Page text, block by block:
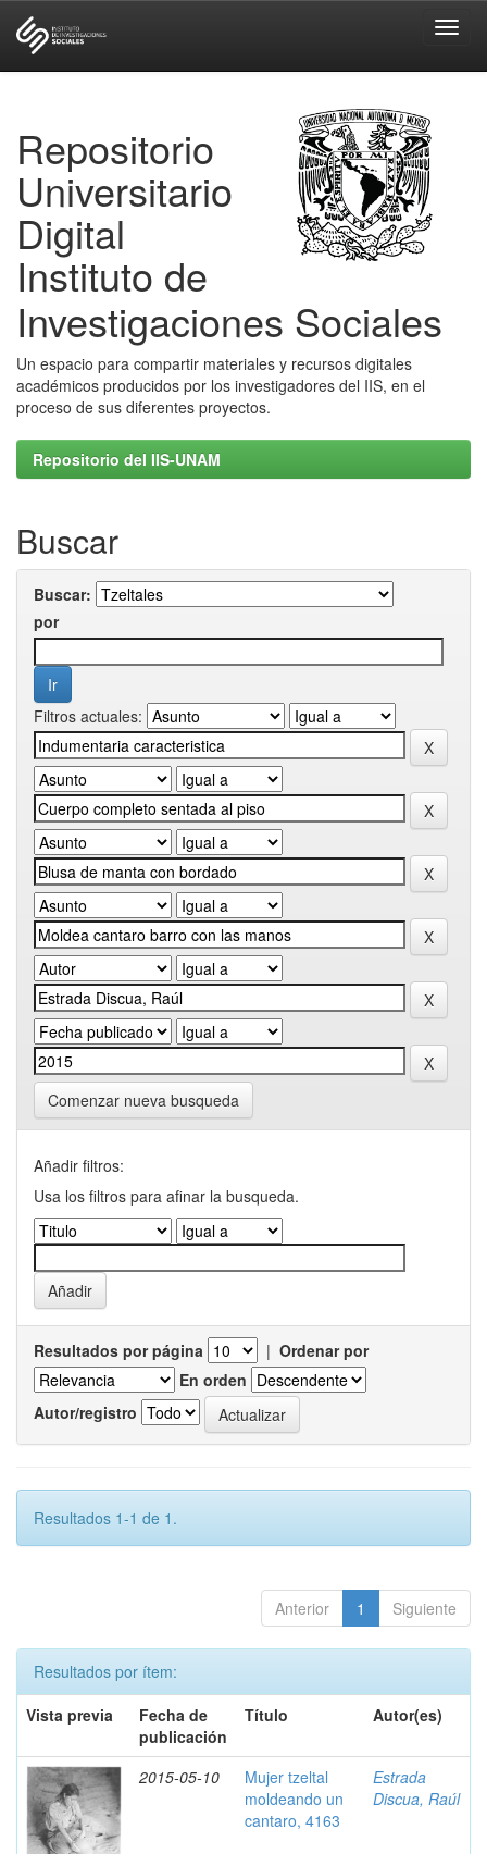
Repositorio
Universitario
Digital
Instituto de
Investigaciones Sociales
Un espacio para compartir materiales y recursos digitales
académicos producidos por los investigadores del IIS, en el
proceso de sus diferentes proyectos.
Repositorio del IIS-UNAM
Buscar
Buscar:
por
Filtros actuales:
Comenzar nueva busqueda
Añadir filtros:
Usa los filtros para afinar la busqueda.
Resultados por página | Ordenar por
En orden
Autor/registro
Resultados 1-1 de 1.
Anterior 1 Siguiente
Resultados por ítem:
Vista previa
Fecha de
publicación
Título Autor(es)
2015-05-10
Mujer tzeltal
moldeando un
cantaro, 4163
Estrada
Discua, Raúl